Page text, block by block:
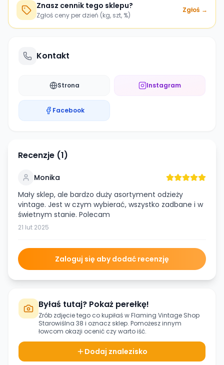
Znasz cennik tego sklepu?
Zgłoś ceny per dzień (kg, szt, %)
Zgłoś →
Kontakt
Strona Instagram
Facebook
Recenzje (1)
Monika
Mały sklep, ale bardzo duży asortyment odzieży
vintage. Jest w czym wybierać, wszystko zadbane i w
świetnym stanie. Polecam
21 lut 2025
Zaloguj się aby dodać recenzję
Byłaś tutaj? Pokaż perełkę!
Zrób zdjęcie tego co kupiłaś wFlaming Vintage Shop
Starowiślna 38 i oznacz sklep. Pomożesz innym
łowcom okazji ocenić czy warto iść.
Dodaj znalezisko